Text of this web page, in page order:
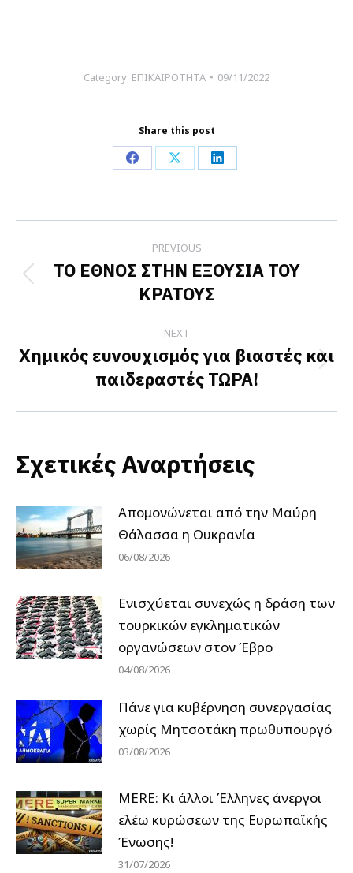
Category: ΕΠΙΚΑΙΡΟΤΗΤΑ 09/11/2022
Share this post
Share
Facebook
Share
X
Share
LinkedIn
navigation
PREVIOUS
Previous
post:
ΤΟ ΕΘΝΟΣ ΣΤΗΝ ΕΞΟΥΣΙΑ ΤΟΥ
ΚΡΑΤΟΥΣ
NEXT
Next
post:
Χημικός ευνουχισμός για βιαστές και
παιδεραστές ΤΩΡΑ!
Σχετικές Αναρτήσεις
Απομονώνεται από την Μαύρη
Θάλασσα η Ουκρανία
06/08/2026
Ενισχύεται συνεχώς η δράση των
τουρκικών εγκληματικών
οργανώσεων στον Έβρο
04/08/2026
Πάνε για κυβέρνηση συνεργασίας
χωρίς Μητσοτάκη πρωθυπουργό
03/08/2026
MERE: Κι άλλοι Έλληνες άνεργοι
ελέω κυρώσεων της Ευρωπαϊκής
Ένωσης!
31/07/2026